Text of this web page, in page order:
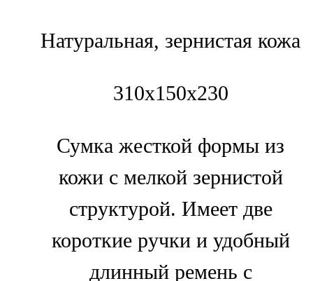
Натуральная, зернистая кожа
310х150х230
Сумка жесткой формы из
кожи с мелкой зернистой
структурой. Имеет две
короткие ручки и удобный
длинный ремень с